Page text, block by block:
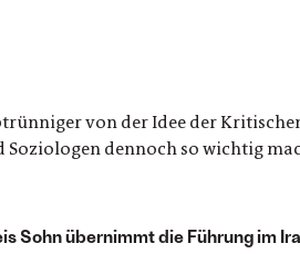
von der Idee der
Soziologen dennoch so wichtig
Sohn übernimmt die Führung im